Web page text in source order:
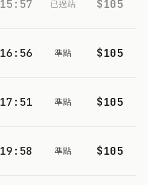
15:57 已過站 $105
16:56 準點 $105
17:51 準點 $105
19:58 準點 $105